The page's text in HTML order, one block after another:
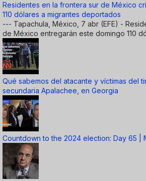
Residentes en la frontera sur de México
110 dólares a migrantes deportados
--- Tapachula, México, 7 abr (EFE) -
de México entregarán este domingo 110
Qué sabemos del atacante y víctimas del
secundaria Apalachee, en Georgia
Countdown to the 2024 election: Day 65 |